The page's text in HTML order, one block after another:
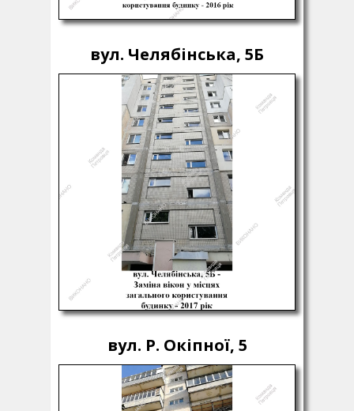
вул. Челябінська, 5Б
вул. Р. Окіпної, 5